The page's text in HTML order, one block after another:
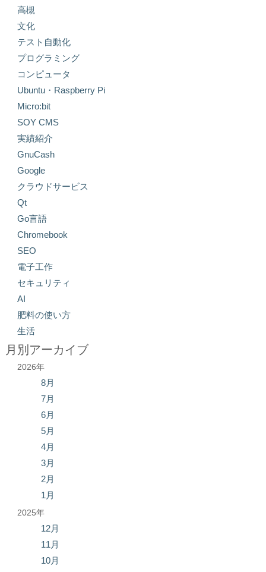
高槻
文化
テスト自動化
プログラミング
コンピュータ
Ubuntu・Raspberry Pi
Micro:bit
SOY CMS
実績紹介
GnuCash
Google
クラウドサービス
Qt
Go言語
Chromebook
SEO
電子工作
セキュリティ
AI
肥料の使い方
生活
月別アーカイブ
2026年
8月
7月
6月
5月
4月
3月
2月
1月
2025年
12月
11月
10月